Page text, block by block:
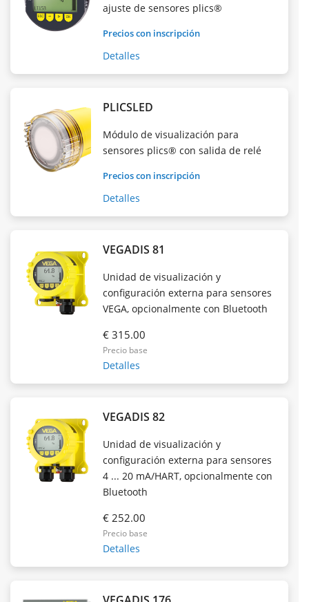
ajuste de sensores plics®
Precios con inscripción
Detalles
PLICSLED
Módulo de visualización para
sensores plics® con salida de relé
Precios con inscripción
Detalles
VEGADIS 81
Unidad de visualización y
configuración externa para sensores
VEGA, opcionalmente con Bluetooth
€ 315.00
Precio base
Detalles
VEGADIS 82
Unidad de visualización y
configuración externa para sensores
4 ... 20 mA/HART, opcionalmente con
Bluetooth
€ 252.00
Precio base
Detalles